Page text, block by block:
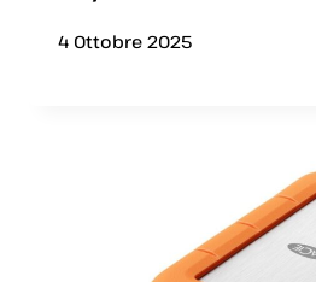
4 Ottobre 2025